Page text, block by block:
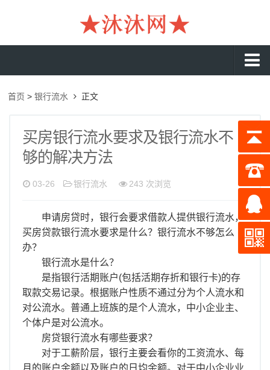
工资流水
入职流水
企业流水
存款证明
在职证明
离职证明
首页 >银行流水 正文
买房银行流水要求及银行流水不
够的解决方法
03-26 银行流水 243 次浏览
申请房贷时，银行会要求借款人提供银行流水，
买房贷款银行流水要求是什么？银行流水不够怎么
办？
银行流水是什么？
是指银行活期账户(包括活期存折和银行卡)的存
取款交易记录。根据账户性质不通过分为个人流水和
对公流水。普通上班族的是个人流水，中小企业主、
个体户是对公流水。
房贷银行流水有哪些要求？
对于工薪阶层，银行主要会看你的工资流水、每
月的账户余额以及账户的日均余额。对于中小企业业